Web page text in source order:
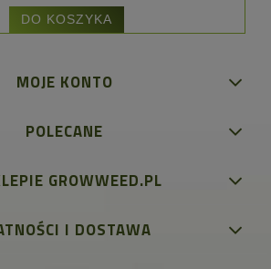
DO KOSZYKA
MOJE KONTO
POLECANE
GROWWEED.PL
I DOSTAWA